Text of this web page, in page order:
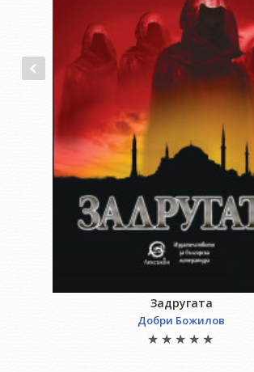
Задругата
Добри Божилов